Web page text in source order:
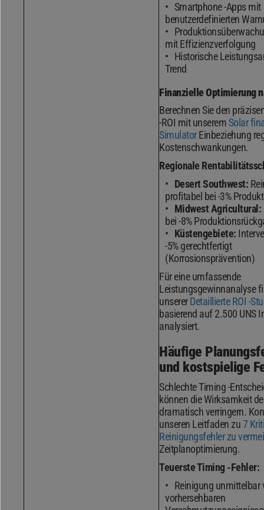
Smartphone -Apps mit
benutzerdefinierten
mit Effizienzverfolgung
Historische
Trend
Finanzielle Optimierung
Berechnen Sie den
-ROI mit unserem Solar
SimulatorEinbeziehung
Kostenschwankungen.
Regionale
Desert Southwest:
profitabel bei -3%
Midwest Agricultural:
bei -8%
Küstengebiete:
-5% gerechtfertigt
(Korrosionsprävention)
Für eine umfassende
Leistungsgewinnanalyse
unsererDetaillierte ROI -
basierend auf 2.500 UNS
analysiert.
Häufige
und kostspielige
Schlechte Timing -
können die Wirksamkeit
dramatisch verringern.
unseren Leitfaden zu7
Reinigungsfehler zu
Zeitplanoptimierung.
Teuerste Timing -Fehler:
Reinigung unmittelbar
vorhersehbaren